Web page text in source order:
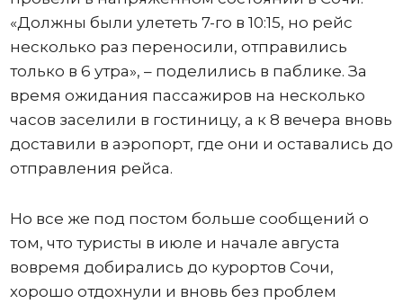
«Должны были улететь 7-го в 10:15, но рейс
несколько раз переносили, отправились
только в 6 утра», – поделились в паблике. За
время ожидания пассажиров на несколько
часов заселили в гостиницу, а к 8 вечера вновь
доставили в аэропорт, где они и оставались до
отправления рейса.
Но все же под постом больше сообщений о
том, что туристы в июле и начале августа
вовремя добирались до курортов Сочи,
хорошо отдохнули и вновь без проблем